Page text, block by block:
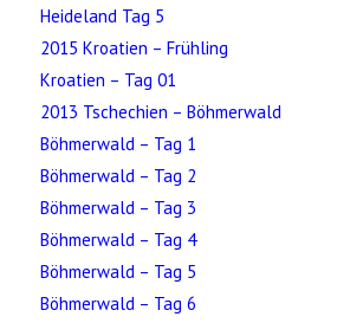
Heideland Tag 5
2015 Kroatien – Frühling
Kroatien – Tag 01
2013 Tschechien – Böhmerwald
Böhmerwald – Tag 1
Böhmerwald – Tag 2
Böhmerwald – Tag 3
Böhmerwald – Tag 4
Böhmerwald – Tag 5
Böhmerwald – Tag 6